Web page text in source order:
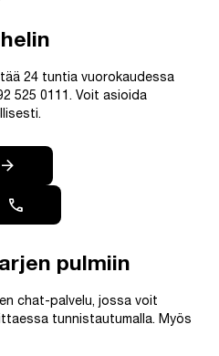
24 tuntia vuorokaudessa
525 0111. Voit asioida
pulmiin
chat-palvelu, jossa voit
tunnistautumalla. Myös